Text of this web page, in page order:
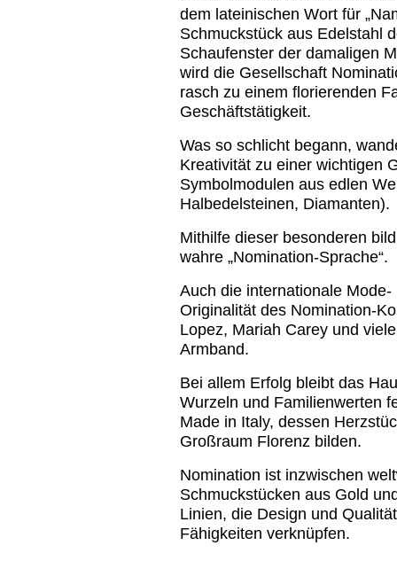
dem lateinischen Wort für
Schmuckstück aus Edelstahl
Schaufenster der damaligen
wird die Gesellschaft
rasch zu einem florierenden
Geschäftstätigkeit.
Was so schlicht begann,
Kreativität zu einer wichtigen
Symbolmodulen aus edlen
Halbedelsteinen, Diamanten).
Mithilfe dieser besonderen
wahre „Nomination-Sprache“.
Auch die internationale
Originalität des Nomination-
Lopez, Mariah Carey und
Armband.
Bei allem Erfolg bleibt das
Wurzeln und Familienwerten
Made in Italy, dessen
Großraum Florenz bilden.
Nomination ist inzwischen
Schmuckstücken aus Gold
Linien, die Design und
Fähigkeiten verknüpfen.